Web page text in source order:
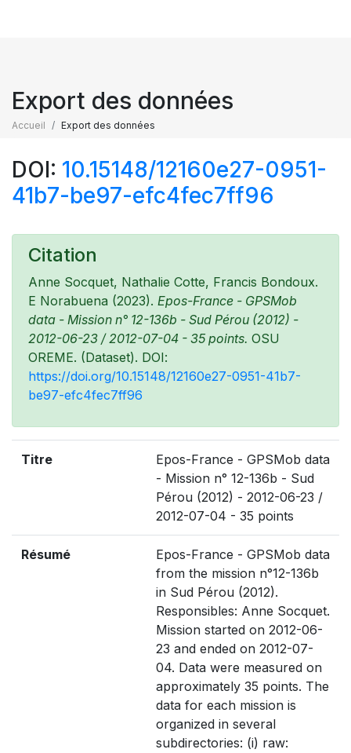
Export des données
Accueil Export des données
DOI: 10.15148/12160e27-0951-
41b7-be97-efc4fec7ff96
Citation
Anne Socquet, Nathalie Cotte, Francis Bondoux.
E Norabuena (2023). Epos-France - GPSMob
data - Mission n° 12-136b - Sud Pérou (2012) -
2012-06-23 / 2012-07-04 - 35 points. OSU
OREME. (Dataset). DOI:
https://doi.org/10.15148/12160e27-0951-41b7-
be97-efc4fec7ff96
Titre
Epos-France - GPSMob data
- Mission n° 12-136b - Sud
Pérou (2012) - 2012-06-23 /
2012-07-04 - 35 points
Résumé
Epos-France - GPSMob data
from the mission n°12-136b
in Sud Pérou (2012).
Responsibles: Anne Socquet.
Mission started on 2012-06-
23 and ended on 2012-07-
04. Data were measured on
approximately 35 points. The
data for each mission is
organized in several
subdirectories: (i) raw: